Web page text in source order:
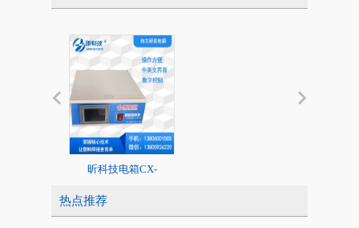
昕科技电箱CX-
2020/1526系列
热点推荐